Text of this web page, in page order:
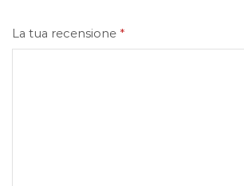
La tua recensione *